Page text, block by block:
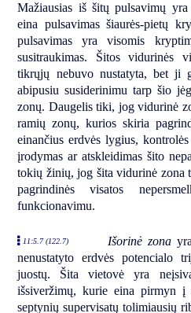
Mažiausias iš šitų pulsavimų
eina pulsavimas šiaurės-pietų
pulsavimas yra visomis
susitraukimas. Šitos vidurinės
tikrųjų nebuvo nustatyta, bet ji
abipusiu susiderinimu tarp šio
zonų. Daugelis tiki, jog vidurinė
ramių zonų, kurios skiria
einančius erdvės lygius,
įrodymas ar atskleidimas šito
tokių žinių, jog šita vidurinė zona
pagrindinės visatos
funkcionavimu.
11:5.7 (122.7) Išorinė zona
nenustatyto erdvės potencialo
juostų. Šita vietovė yra
išsiveržimų, kurie eina pirmyn
septynių supervisatų tolimiausių